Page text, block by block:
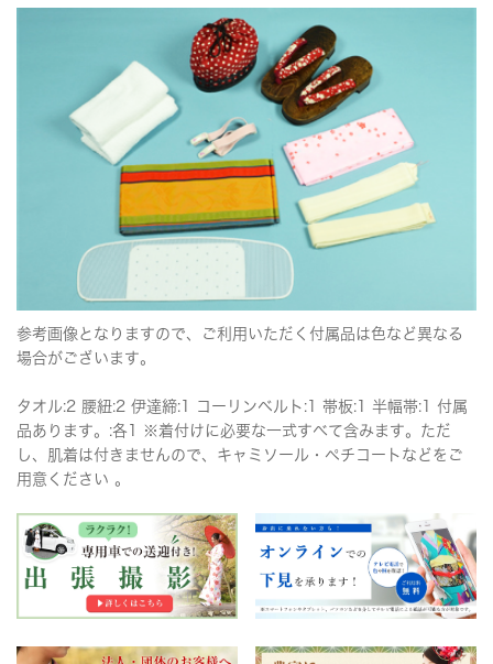
参考画像となりますので、ご利用いただく付属品は色など異なる
場合がございます。
タオル:2 腰紐:2 伊達締:1 コーリンベルト:1 帯板:1 半幅帯:1 付属
品あります。:各1 ※着付けに必要な一式すべて含みます。ただ
し、肌着は付きませんので、キャミソール・ペチコートなどをご
用意ください 。